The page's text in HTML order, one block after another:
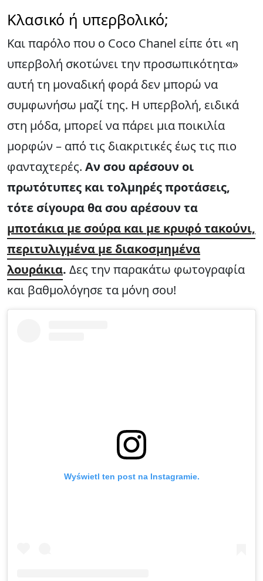
Κλασικό ή υπερβολικό;
Και παρόλο που ο Coco Chanel είπε ότι «η
υπερβολή σκοτώνει την προσωπικότητα»
αυτή τη μοναδική φορά δεν μπορώ να
συμφωνήσω μαζί της. Η υπερβολή, ειδικά
στη μόδα, μπορεί να πάρει μια ποικιλία
μορφών – από τις διακριτικές έως τις πιο
φανταχτερές. Αν σου αρέσουν οι
πρωτότυπες και τολμηρές προτάσεις,
τότε σίγουρα θα σου αρέσουν τα
μποτάκια με σούρα και με κρυφό τακούνι,
περιτυλιγμένα με διακοσμημένα
λουράκια. Δες την παρακάτω φωτογραφία
και βαθμολόγησε τα μόνη σου!
Wyświetl ten post na Instagramie.